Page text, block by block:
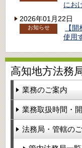
にお
2026年01月22日
お知らせ
【
使用
高知地方法務
業務のご案内
業務取扱時間・
法務局・管轄の